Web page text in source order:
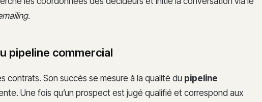
.
pipeline commercial
contrats. Son succès se mesure à la qualité du pipeline
Une fois qu’un prospect est jugé qualifié et correspond aux